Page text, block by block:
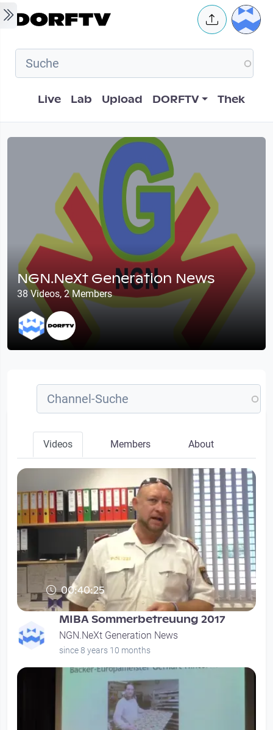
Skip to main content User
Hauptnavigation
Live Lab Upload DORFTV Thek
NGN.NeXt Generation News
38 Videos, 2 Members
Videos Members About
00:40:25
MIBA Sommerbetreuung 2017
NGN.NeXt Generation News
since 8 years 10 months